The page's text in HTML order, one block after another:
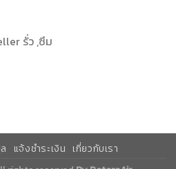
รั่ว ,ซึม
แจ้งชำระเงิน เกี่ยวกับเรา